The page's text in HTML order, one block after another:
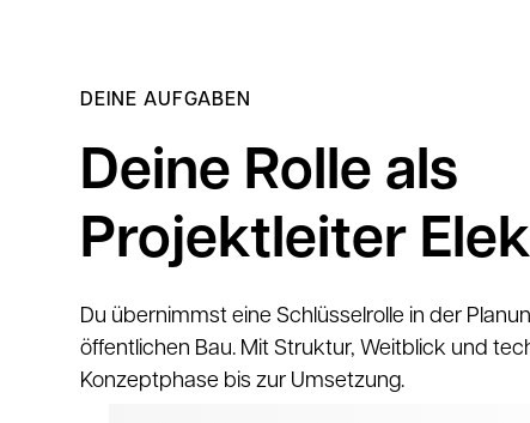
DEINE AUFGABEN
Deine Rolle als
Projektleiter
Du übernimmst eine Schlüsselrolle in der
öffentlichen Bau. Mit Struktur, Weitblick und
Konzeptphase bis zur Umsetzung.